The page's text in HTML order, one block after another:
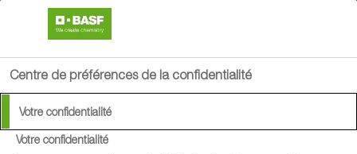
Centre de préférences de la confidentialité
Votre confidentialité
Votre confidentialité